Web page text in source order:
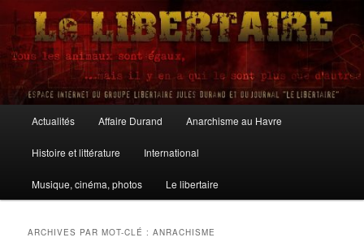
Aller
contenu
principal
Aller
contenu
secondaire
Le Libertaire
principal
Actualités Affaire Durand Anarchisme au Havre
Histoire et littérature International
Musique, cinéma, photos Le libertaire
ARCHIVES PAR MOT-CLÉ :ANRACHISME